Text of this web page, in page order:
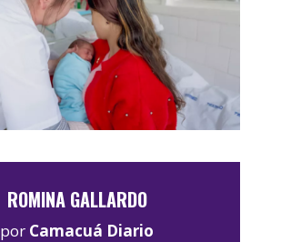
ROMINA GALLARDO
por Camacuá Diario